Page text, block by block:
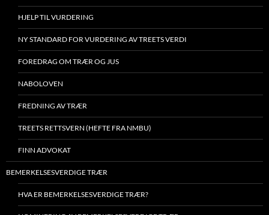
HJELP TIL VURDERING
NY STANDARD FOR VURDERING AV TREETS VERDI
FOREDRAG OM TRÆR OG JUS
NABOLOVEN
FREDNING AV TRÆR
TREETS RETTSVERN (HEFTE FRA NMBU)
FINN ADVOKAT
BEMERKELSESVERDIGE TRÆR
HVA ER BEMERKELSESVERDIGE TRÆR?